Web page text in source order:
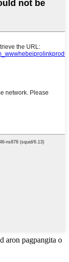
aron pagpangita o